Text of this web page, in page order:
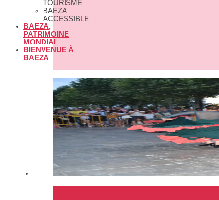
TOURISME
BAEZA
ACCESSIBLE
BAEZA,
PATRIMOINE
MONDIAL
BIENVENUE À
BAEZA